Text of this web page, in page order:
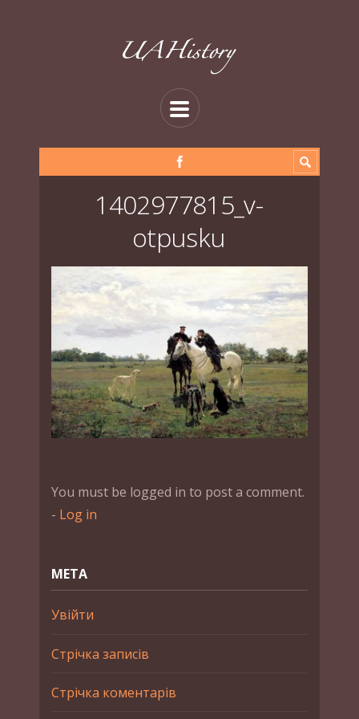
1402977815_v-
otpusku
You must be logged in to post a comment.
- Log in
МЕТА
Увійти
Стрічка записів
Стрічка коментарів